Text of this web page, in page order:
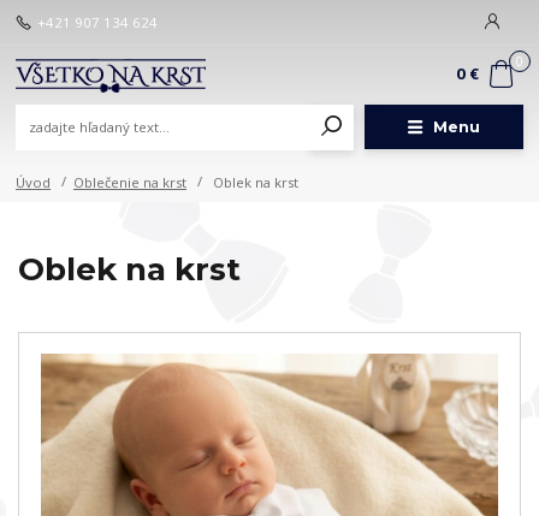
Menu
+421 907 134 624
0
0 €
Úvod Oblečenie na krst Oblek na krst
Oblek na krst